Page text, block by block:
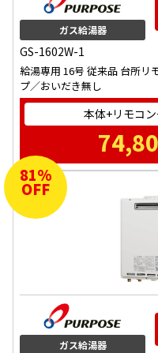
ガス給湯器
GS-1602W-1
給湯専用 16号 従来品 台所リ
プ／おいだき無し
本体+リモコ
81%
OFF
ガス給湯器